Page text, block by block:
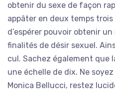
obtenir du sexe de façon
appâter en deux temps
d’espérer pouvoir obtenir
finalités de désir sexuel.
cul. Sachez également que
une échelle de dix. Ne
Monica Bellucci, restez